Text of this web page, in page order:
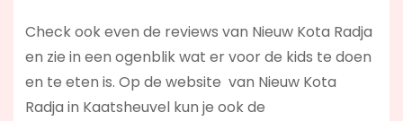
Check ook even de reviews van Nieuw Kota Radja
en zie in een ogenblik wat er voor de kids te doen
en te eten is. Op de website van Nieuw Kota
Radja in Kaatsheuvel kun je ook de